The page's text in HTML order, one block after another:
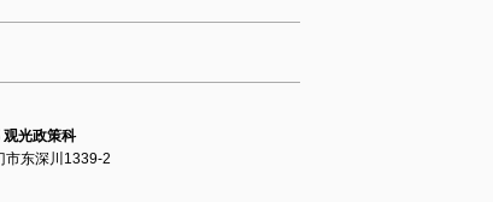
光政策科
市东深川1339-2